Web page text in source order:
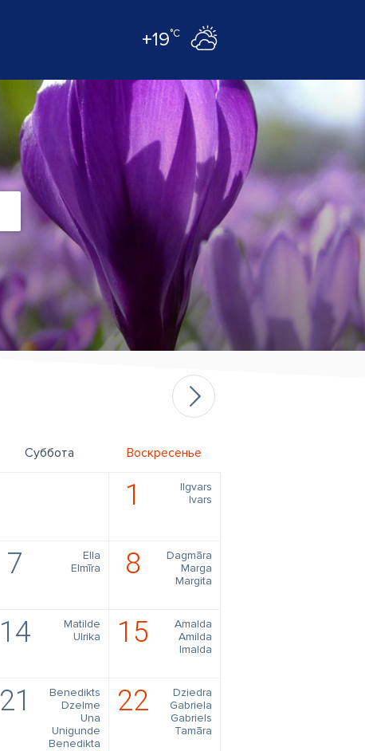
+19°C
Суббота Воскресенье
1
Ilgvars
Ivars
7
Ella
Elmīra
8
Dagmāra
Marga
Margita
14
Matilde
Ulrika
15
Amalda
Amilda
Imalda
21
Benedikts
Dzelme
Una
Unigunde
Benedikta
22
Dziedra
Gabriela
Gabriels
Tamāra